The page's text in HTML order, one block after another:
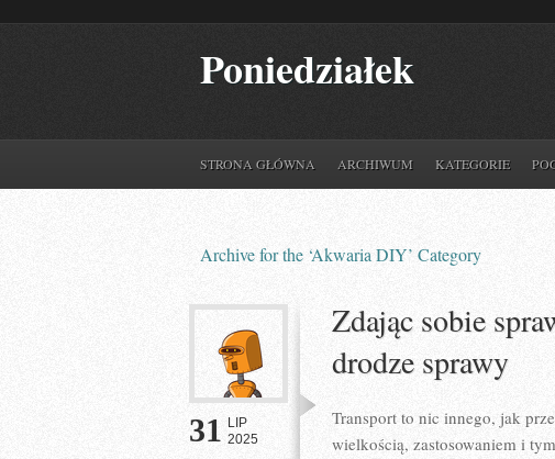
Poniedziałek
STRONA GŁÓWNA ARCHIWUM KATEGORIE
Archive for the ‘Akwaria DIY’ Category
31 LIP
2025
Zdając sobie
drodze sprawy
Transport to nic innego, jak
wielkością, zastosowaniem i